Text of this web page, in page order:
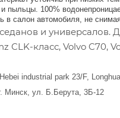
и пыльцы. 100%
в салон автомобиля, не
и универсалов.
CLK-класс, Volvo C70,
industrial park 23/F,
Минск, ул. Б.Берута, 3Б-12